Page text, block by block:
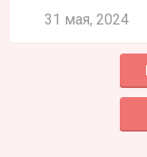
31 мая, 2024